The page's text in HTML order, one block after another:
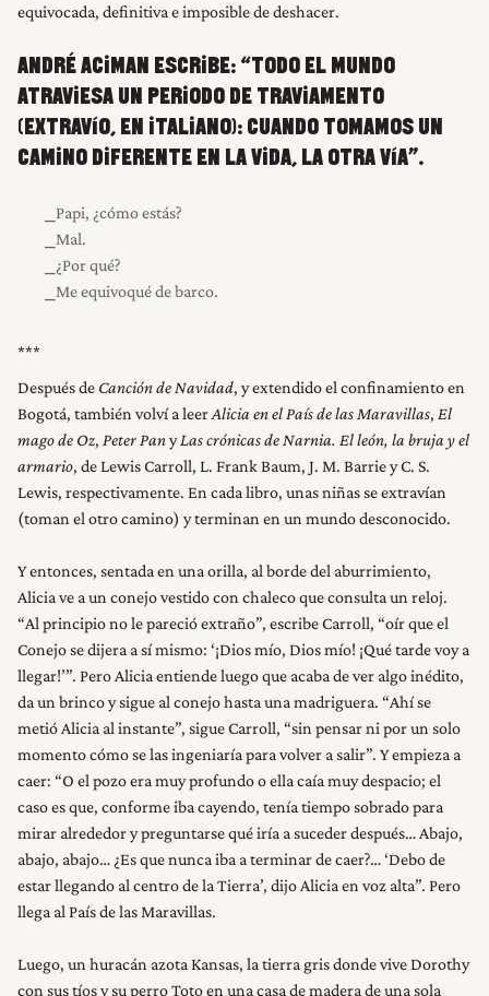
equivocada, definitiva e imposible de deshacer.
ANDRÉ ACIMAN ESCRIBE: “TODO EL MUNDO
ATRAVIESA UN PERIODO DE TRAVIAMENTO
(EXTRAVÍO, EN ITALIANO): CUANDO TOMAMOS UN
CAMINO DIFERENTE EN LA VIDA, LA OTRA VÍA”.
⎯Papi, ¿cómo estás?
⎯Mal.
⎯¿Por qué?
⎯Me equivoqué de barco.
Después de Canción de Navidad, y extendido el confinamiento en
Bogotá, también volví a leerAlicia en el País de las Maravillas, El
mago de Oz, Peter PanyLas crónicas de Narnia. El león, la bruja y el
armario, de Lewis Carroll, L. Frank Baum, J. M. Barrie y C. S.
Lewis, respectivamente. En cada libro, unas niñas se extravían
(toman el otro camino) y terminan en un mundo desconocido.
Y entonces, sentada en una orilla, al borde del aburrimiento,
Alicia ve a un conejo vestido con chaleco que consulta un reloj.
“Al principio no le pareció extraño”, escribe Carroll, “oír que el
Conejo se dijera a sí mismo: ‘¡Dios mío, Dios mío! ¡Qué tarde voy a
llegar!’”. Pero Alicia entiende luego que acaba de ver algo inédito,
da un brinco y sigue al conejo hasta una madriguera. “Ahí se
metió Alicia al instante”, sigue Carroll, “sin pensar ni por un solo
momento cómo se las ingeniaría para volver a salir”. Y empieza a
caer: “O el pozo era muy profundo o ella caía muy despacio; el
caso es que, conforme iba cayendo, tenía tiempo sobrado para
mirar alrededor y preguntarse qué iría a suceder después… Abajo,
abajo, abajo… ¿Es que nunca iba a terminar de caer?… ‘Debo de
estar llegando al centro de la Tierra’, dijo Alicia en voz alta”. Pero
llega al País de las Maravillas.
Luego, un huracán azota Kansas, la tierra gris donde vive Dorothy
con sus tíos y su perro Toto en una casa de madera de una sola